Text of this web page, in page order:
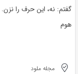
گفتم: نه، این حرف را نزن.
هوم
مجله ملود